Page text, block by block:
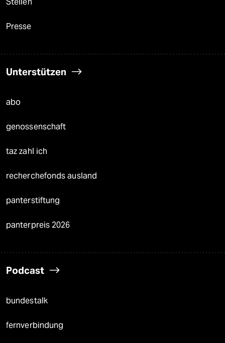
Presse
Unterstützen
abo
genossenschaft
taz zahl ich
recherchefonds ausland
panterstiftung
panterpreis 2026
Podcast
bundestalk
fernverbindung